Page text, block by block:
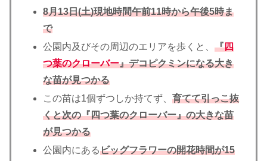
8月13日(土)現地時間午前11時から午後5時ま
で
公園内及びその周辺のエリアを歩くと、『四
つ葉のクローバー』デコピクミンになる大き
な苗が見つかる
この苗は1個ずつしか持てず、育てて引っこ抜
くと次の『四つ葉のクローバー』の大きな苗
が見つかる
公園内にあるビッグフラワーの開花時間が15